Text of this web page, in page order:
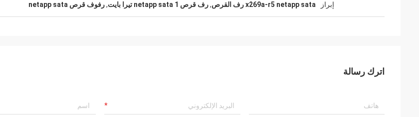
إبراز x269a-r5 netapp sata رف القرص ,رف قرص netapp sata 1 تيرا بايت ,رفوف قرص netapp sata
اترك رسالة